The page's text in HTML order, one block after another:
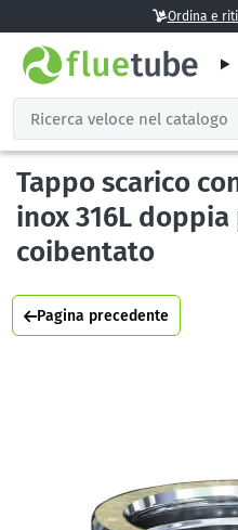
Ordina e
Tappo scarico
inox 316L
coibentato
Pagina precedente